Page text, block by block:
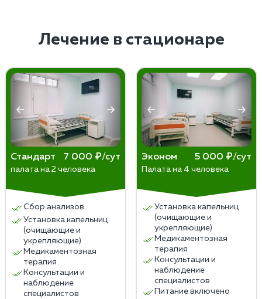
обсудить с врачом на консультации.
помощь в борьбе с зависимостью. Препараты,
используемые при кодировке, помогают снижать
риски рецидивов. Эффективность кодировки
различается у разных пациентов, и результаты
зависят от степени зависимости и соблюдения
рекомендаций врача.
Лечение в стационаре
Стандарт 7 000 ₽/сут
палата на 2 человека
Сбор анализов
Установка капельниц
(очищающие и
укрепляющие)
Медикаментозная
терапия
Консультации и
наблюдение
специалистов
Эконом 5 000 ₽/сут
Палата на 4 человека
Установка капельниц
(очищающие и
укрепляющие)
Медикаментозная
терапия
Консультации и
наблюдение
специалистов
Питание включено